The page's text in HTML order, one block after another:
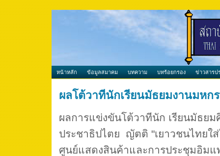
หน้าหลัก ข้อมูลสมาคม บทความ บทร้อยกรอง ข่าวสารป
ผลโต้วาทีนักเรียนมัธยมงานมหก
ผลการแข่งขันโต้วาทีนัก เรียนมัธย
ประชาธิปไตย ญัตติ "เยาวชนไทยใ
ศูนย์แสดงสินค้าและการประชุมอิมแ